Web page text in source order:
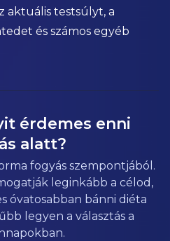
aktuális testsúlyt, a
és számos egyéb
érdemes enni
alatt?
fogyás szempontjából.
leginkább a célod,
óvatosabban bánni diéta
legyen a választás a